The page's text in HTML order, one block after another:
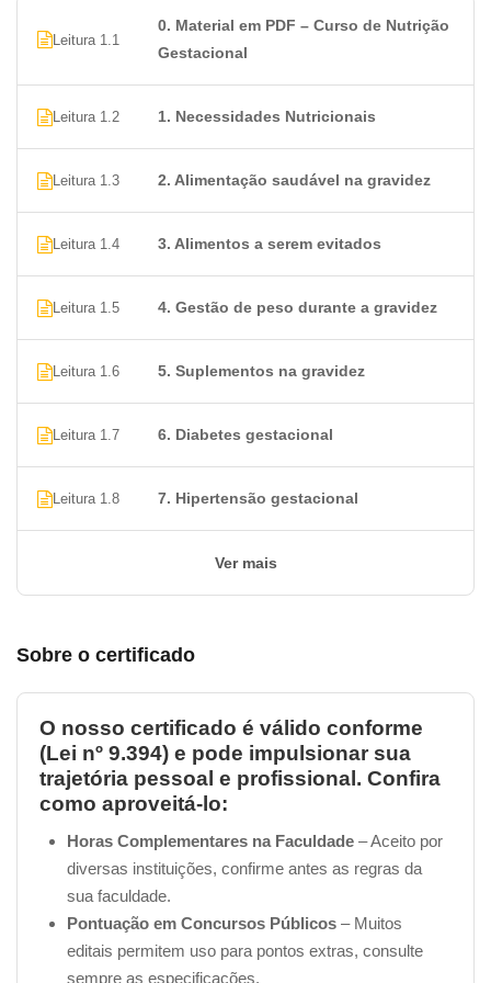
Quais tópicos abordaremos no nosso
Curso de Nutrição Gestacional?
Alimentação saudável durante a gravidez
Alimentos a serem evitados
Gestão de peso durante a gravidez
Suplementação na gravidez
Diabetes gestacional
Gerenciamento de alergias e intolerâncias
Nutrição e saúde digestiva na gravidez
Prevenção de Defeitos Congênitos
Importância da hidratação na gravidez
Perguntas frequentes
Nutrição Gestacional?
é Gratuito, assim como a grande maioria dos cursos
emissão do certificado no valor deR$ 49,90 (O
certificado é uma opção para os alunos, e eles têm a
liberdade de se inscreverem em quantos cursos
gratuitos desejarem, sem limitações, mesmo sem a
intenção de obter certificados de todos ou de
nenhum deles).
Essa taxa pode ser paga via boleto, cartão de crédito ou
PIX, conforme a sua preferência.
Leitura 1.1
0. Material em PDF – Curso de Nutrição
Gestacional
Leitura 1.2 1. Necessidades Nutricionais
Leitura 1.3 2. Alimentação saudável na gravidez
Leitura 1.4 3. Alimentos a serem evitados
Leitura 1.5 4. Gestão de peso durante a gravidez
Leitura 1.6 5. Suplementos na gravidez
Leitura 1.7 6. Diabetes gestacional
Leitura 1.8 7. Hipertensão gestacional
Ver mais
Sobre o certificado
O nosso certificado é válido conforme
(Lei nº 9.394) e pode impulsionar sua
trajetória pessoal e profissional. Confira
como aproveitá-lo:
Horas Complementares na Faculdade – Aceito por
diversas instituições, confirme antes as regras da
sua faculdade.
Pontuação em Concursos Públicos – Muitos
editais permitem uso para pontos extras, consulte
sempre as especificações.